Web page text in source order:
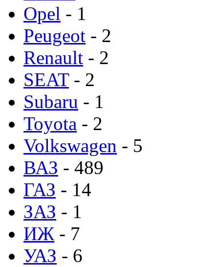
Opel - 1
Peugeot - 2
Renault - 2
SEAT- 2
Subaru - 1
Toyota - 2
Volkswagen - 5
ВАЗ - 489
ГАЗ - 14
ЗАЗ - 1
ИЖ - 7
УАЗ - 6